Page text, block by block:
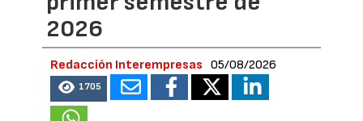
2026
Redacción Interempresas 05/08/2026
1705